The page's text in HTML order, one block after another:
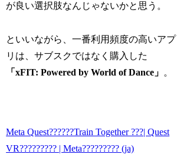
が良い選択肢なんじゃないかと思う。
といいながら、一番利用頻度の高いアプ
リは、サブスクではなく購入した
「xFIT: Powered by World of Dance」 。
Meta Quest??????Train Together ???| Quest
VR????????? | Meta????????? (ja)